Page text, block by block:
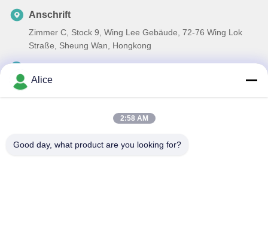
Anschrift
Zimmer C, Stock 9, Wing Lee Gebäude, 72-76 Wing Lok
Straße, Sheung Wan, Hongkong
00-86-13534063703
sales03@newlightfiber.com
Alice
2:58 AM
Good day, what product are you looking for?